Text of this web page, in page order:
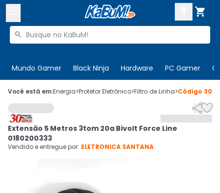

Buscar produtos

Mundo Gamer Black Ninja Hardware PC Gamer
 Olá. Acesse sua conta
 Departamentos
 Cupons
CADASTRE-SE
Você está em:Energia>Protetor Eletrônico>Filtro de Linha>Código

Extensão 5 Metros 3tom 20a Bivolt Force Line
0180200333
Vendido e entregue por: ELETRONICA SANTANA